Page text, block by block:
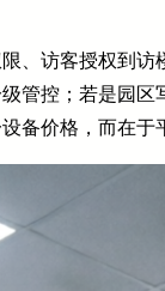
、访客授权到
管控；若是园
备价格，而在于